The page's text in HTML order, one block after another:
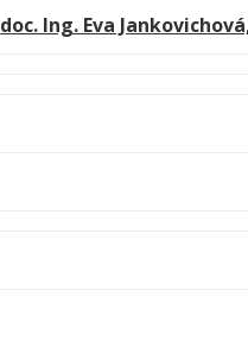
doc. Ing. Eva